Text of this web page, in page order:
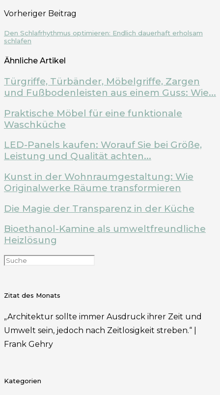
Vorheriger Beitrag
Den Schlafrhythmus optimieren: Endlich dauerhaft erholsam
schlafen
Ähnliche Artikel
Türgriffe, Türbänder, Möbelgriffe, Zargen
und Fußbodenleisten aus einem Guss: Wie...
Praktische Möbel für eine funktionale
Waschküche
LED-Panels kaufen: Worauf Sie bei Größe,
Leistung und Qualität achten...
Kunst in der Wohnraumgestaltung: Wie
Originalwerke Räume transformieren
Die Magie der Transparenz in der Küche
Bioethanol-Kamine als umweltfreundliche
Heizlösung
Zitat des Monats
„Architektur sollte immer Ausdruck ihrer Zeit und
Umwelt sein, jedoch nach Zeitlosigkeit streben.“ |
Frank Gehry
Kategorien